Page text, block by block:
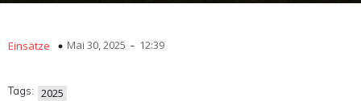
Einsätze Mai 30, 2025 - 12:39
Tags: 2025